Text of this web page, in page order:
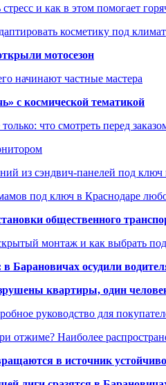
и как в этом помогает
косметику под климат
мотосезон
начинают частные мастера
с космической тематикой
что смотреть перед
из сэндвич-панелей под
под ключ в Краснодаре
общественного
монтаж и как выбрать
Барановичах осудили
квартиры, один
руководство для
отжиме? Наиболее
в источник